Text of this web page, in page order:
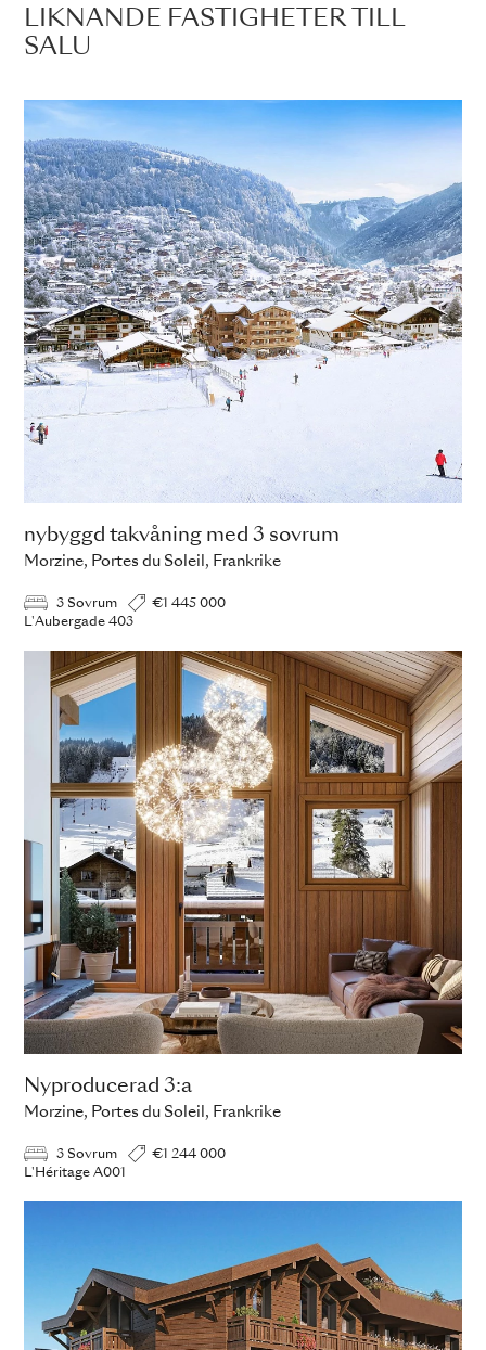
LIKNANDE FASTIGHETER TILL
SALU
nybyggd takvåning med 3 sovrum
Morzine, Portes du Soleil, Frankrike
3 Sovrum
€1 445 000
L'Aubergade 403
Nyproducerad 3:a
Morzine, Portes du Soleil, Frankrike
3 Sovrum
€1 244 000
L'Héritage A001